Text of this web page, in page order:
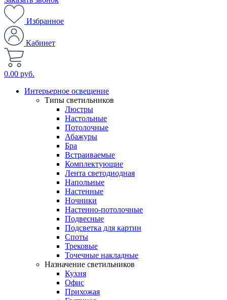
Избранное
Кабинет
0.00 руб.
Интерьерное освещение
Типы светильников
Люстры
Настольные
Потолочные
Абажуры
Бра
Встраиваемые
Комплектующие
Лента светодиодная
Напольные
Настенные
Ночники
Настенно-потолочные
Подвесные
Подсветка для картин
Споты
Трековые
Точечные накладные
Назначение светильников
Кухня
Офис
Прихожая